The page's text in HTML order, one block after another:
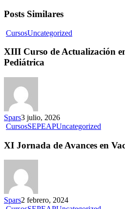
Posts Similares
CursosUncategorized
XIII Curso de Actualización
Pediátrica
Spars3 julio, 2026
CursosSEPEAPUncategorized
XI Jornada de Avances en
Spars2 febrero, 2024